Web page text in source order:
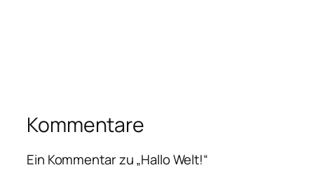
Kommentare
Ein Kommentar zu „Hallo Welt!“